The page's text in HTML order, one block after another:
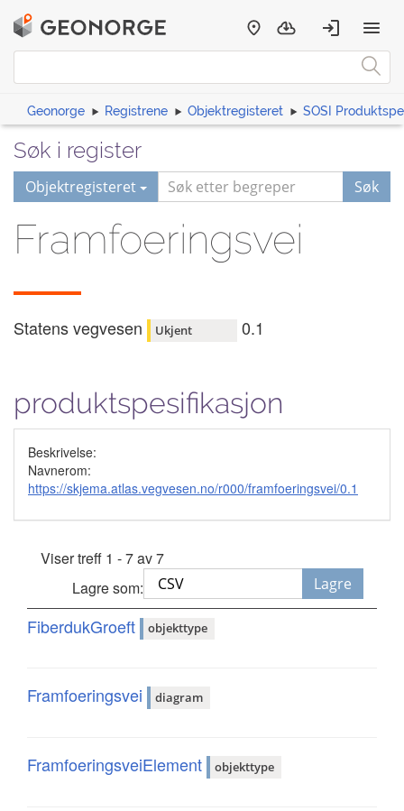
Geonorge Registrene Objektregisteret SOSI
Søk i register
Objektregisteret Søk
Framfoeringsvei
Statens vegvesen Ukjent 0.1
produktspesifikasjon
Beskrivelse:
Navnerom:
https://skjema.atlas.vegvesen.no/r000/framfoeringsvei/0.1
Viser treff 1 - 7 av 7
Lagre som:
Lagre
FiberdukGroeft objekttype
Framfoeringsvei diagram
FramfoeringsveiElement objekttype